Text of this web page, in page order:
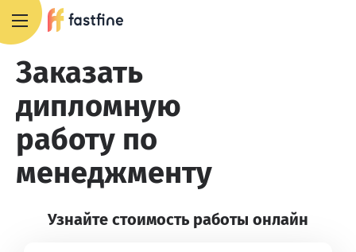
Заказать
дипломную
работу по
менеджменту
Узнайте стоимость работы онлайн